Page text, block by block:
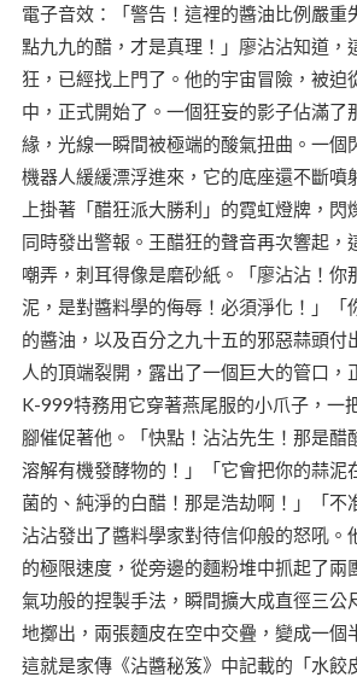
電子音效：「警告！這裡的醬油比例嚴重
點九九的醋，才是真理！」廖沾沾知道，
狂，已經找上門了。他的宇宙冒險，被迫
中，正式開始了。一個狂妄的影子佔滿了
緣，光線一瞬間被極端的酸氣扭曲。一個
機器人緩緩漂浮進來，它的底座還不斷噴
上掛著「醋狂派大勝利」的霓虹燈牌，閃
同時發出警報。王醋狂的聲音再次響起，
嘲弄，刺耳得像是磨砂紙。「廖沾沾！你
泥，是對醬料學的侮辱！必須淨化！」「
的醬油，以及百分之九十五的邪惡蒜頭付
人的頂端裂開，露出了一個巨大的管口，
K-999特務用它穿著燕尾服的小爪子，一
腳催促著他。「快點！沾沾先生！那是醋
溶解有機發酵物的！」「它會把你的蒜泥
菌的、純淨的白醋！那是浩劫啊！」「不
沾沾發出了醬料學家對待信仰般的怒吼。
的極限速度，從旁邊的麵粉堆中抓起了兩
氣功般的捏製手法，瞬間擴大成直徑三公
地擲出，兩張麵皮在空中交疊，變成一個
這就是家傳《沾醬秘笈》中記載的「水餃